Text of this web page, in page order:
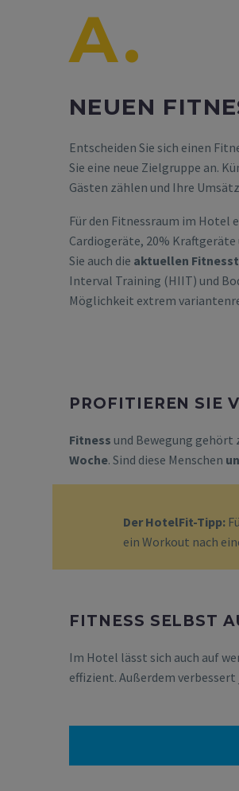
A.
NEUEN
Entscheiden Sie sich einen
Sie eine neue Zielgruppe an.
Gästen zählen und Ihre
Für den Fitnessraum im Hotel
Cardiogeräte, 20%
Sie auch die aktuellen
Interval Training (HIIT) und
Möglichkeit extrem
PROFITIEREN SIE
Fitness und Bewegung gehört
Woche. Sind diese Menschen
Der HotelFit-Tipp:
ein Workout nach
FITNESS SELBST
Im Hotel lässt sich auch auf
effizient. Außerdem